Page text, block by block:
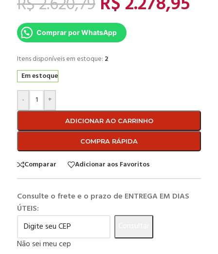
Comprar por WhatsApp
Itens disponíveis em estoque: 2
Em estoque
- +
ADICIONAR AO CARRINHO
COMPRA RÁPIDA
Comparar Adicionar aos Favoritos
Consulte o frete e o prazo de ENTREGA EM DIAS
ÚTEIS:
Não sei meu cep